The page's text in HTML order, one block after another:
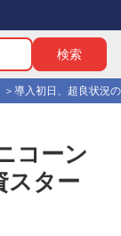
導入初日、超良状況
コーン
スター